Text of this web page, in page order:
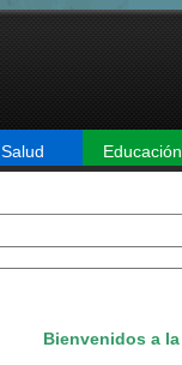
Salud Educación
Bienvenidos a